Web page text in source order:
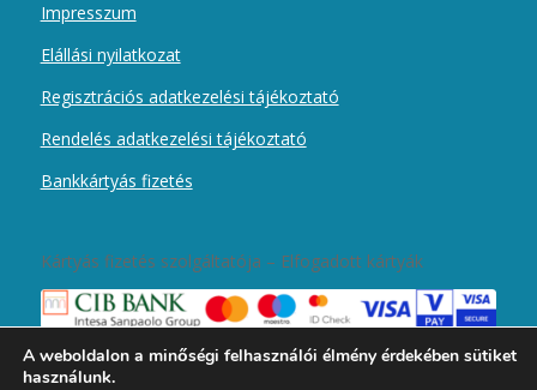
Impresszum
Elállási nyilatkozat
Regisztrációs adatkezelési tájékoztató
Rendelés adatkezelési tájékoztató
Bankkártyás fizetés
Kártyás fizetés szolgáltatója – Elfogadott kártyák
A weboldalon a minőségi felhasználói élmény érdekében sütiket
használunk.